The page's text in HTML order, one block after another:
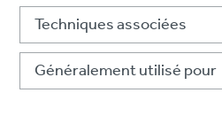
Techniques associées
Généralement utilisé pour